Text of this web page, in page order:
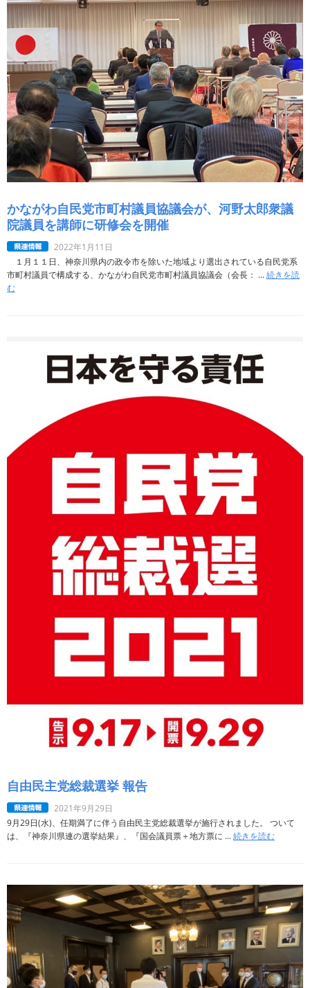
かながわ自民党市町村議員協議会が、河野太郎衆議
院議員を講師に研修会を開催
2022年1月11日
１月１１日、神奈川県内の政令市を除いた地域より選出されている自民党系
市町村議員で構成する、かながわ自民党市町村議員協議会（会長： ...続きを読
む
自由民主党総裁選挙 報告
2021年9月29日
9月29日(水)、任期満了に伴う自由民主党総裁選挙が施行されました。 ついて
は、『神奈川県連の選挙結果』、『国会議員票＋地方票に ...続きを読む